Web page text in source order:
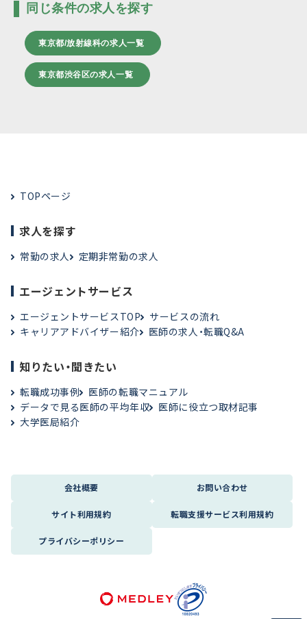
同じ条件の求人を探す
東京都/放射線科の求人一覧
東京都渋谷区の求人一覧
TOPページ
求人を探す
常勤の求人 定期非常勤の求人
エージェントサービス
エージェントサービスTOP
サービスの流れ
キャリアアドバイザー紹介
医師の求人・転職Q&A
知りたい・聞きたい
転職成功事例
医師の転職マニュアル
データで見る医師の平均年収
医師に役立つ取材記事
大学医局紹介
会社概要 お問い合わせ
サイト利用規約 転職支援サービス利用規約
プライバシーポリシー